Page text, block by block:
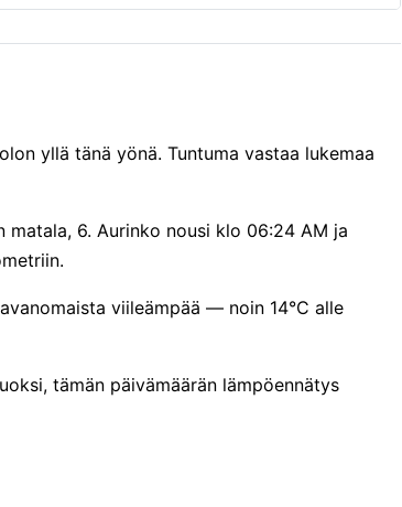
yllä tänä yönä. Tuntuma vastaa lukemaa
6. Aurinko nousi klo 06:24 AM ja
viileämpää — noin 14°C alle
tämän päivämäärän lämpöennätys